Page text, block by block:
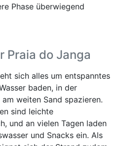
Phase überwiegend
do Janga
sich alles um entspanntes
baden, in der
weiten Sand spazieren.
sind leichte
und an vielen Tagen laden
und Snacks ein. Als